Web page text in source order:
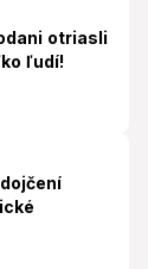
otriasli
ľudí!